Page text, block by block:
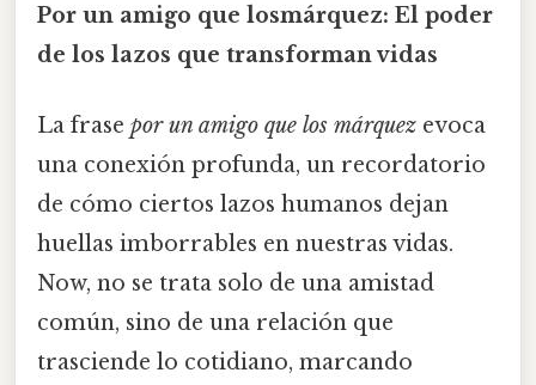
Por un amigo que losmárquez: El poder
de los lazos que transforman vidas
La frase por un amigo que los márquez evoca
una conexión profunda, un recordatorio
de cómo ciertos lazos humanos dejan
huellas imborrables en nuestras vidas.
Now, no se trata solo de una amistad
común, sino de una relación que
trasciende lo cotidiano, marcando